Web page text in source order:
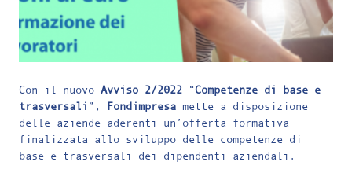
Con il nuovo Avviso 2/2022 “Competenze di base e
trasversali ”, Fondimpresa mette a disposizione
delle aziende aderenti un’offerta formativa
finalizzata allo sviluppo delle competenze di
base e trasversali dei dipendenti aziendali.